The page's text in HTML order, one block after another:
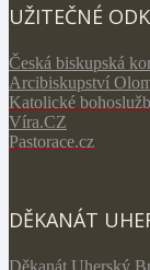
UŽITEČNÉ
Česká biskupská
Arcibiskupství
Katolické
Víra.CZ
Pastorace.cz
DĚKANÁT
Děkanát Uherský